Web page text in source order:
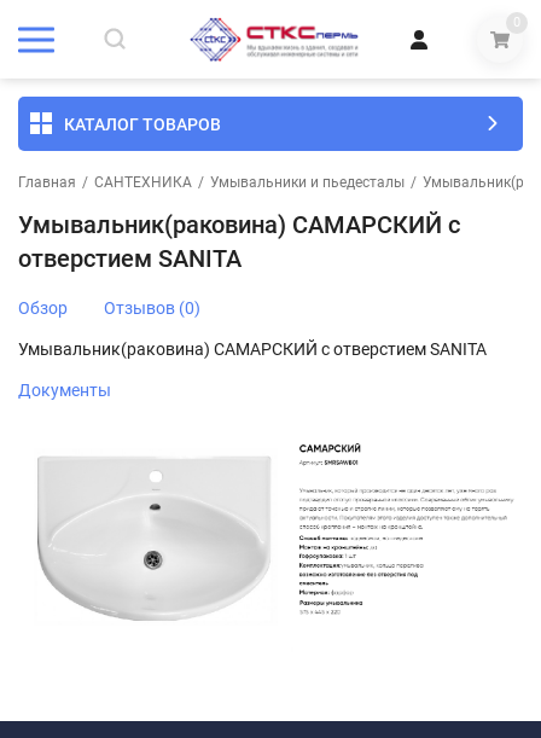
0
КАТАЛОГ ТОВАРОВ
Главная / САНТЕХНИКА / Умывальники и пьедесталы /
Умывальник(раковина) САМАРСКИЙ с
отверстием SANITA
Обзор Отзывов (0)
Умывальник(раковина) САМАРСКИЙ с отверстием SANITA
Документы